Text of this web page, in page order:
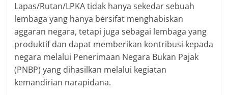
Lapas/Rutan/LPKA tidak hanya sekedar sebuah
lembaga yang hanya bersifat menghabiskan
aggaran negara, tetapi juga sebagai lembaga yang
produktif dan dapat memberikan kontribusi kepada
negara melalui Penerimaan Negara Bukan Pajak
(PNBP) yang dihasilkan melalui kegiatan
kemandirian narapidana.